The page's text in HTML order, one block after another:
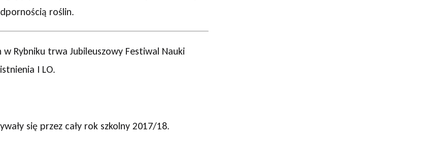
roślin.
Rybniku trwa Jubileuszowy Festiwal Nauki
I LO.
się przez cały rok szkolny 2017/18.